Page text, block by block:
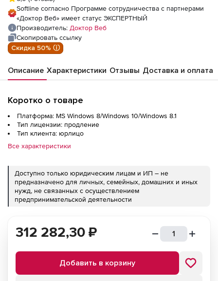
Softline согласно Программе сотрудничества с партнерами
«Доктор Веб» имеет статус ЭКСПЕРТНЫЙ
Производитель: Доктор Веб
Скопировать ссылку
Скидка 50% ⓘ
Описание Характеристики Отзывы Доставка и оплата
Коротко о товаре
Платформа: MS Windows 8/Windows 10/Windows 8.1
Тип лицензии: продление
Тип клиента: юрлицо
Все характеристики
Доступно только юридическим лицам и ИП – не
предназначено для личных, семейных, домашних и иных
нужд, не связанных с осуществлением
предпринимательской деятельности
312 282,30 ₽
Добавить в корзину